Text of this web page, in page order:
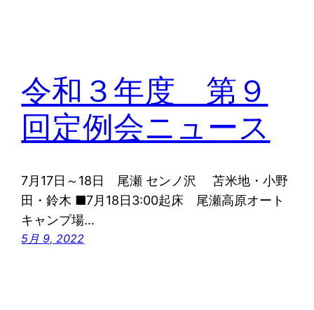
令和３年度 第９
回定例会ニュース
7月17日～18日 尾瀬 センノ沢 苫米地・小野
田・鈴木 ■7月18日3:00起床 尾瀬高原オート
キャンプ場…
5月 9, 2022